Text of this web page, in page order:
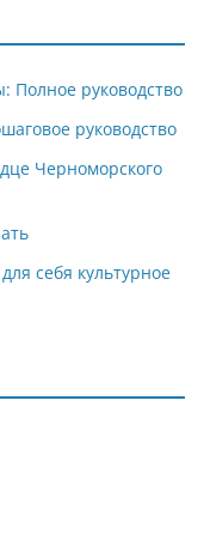
Полное руководство
руководство
Черноморского
себя культурное